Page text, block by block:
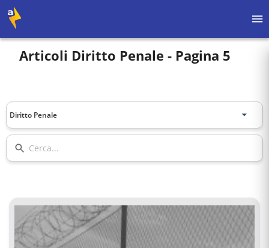
Articoli Diritto Penale - Pagina 5